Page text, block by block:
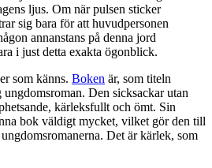
ljus. Om när pulsen sticker
sig bara för att huvudpersonen
annanstans på denna jord
i just detta exakta ögonblick.
som känns. Boken är, som titeln
Den sicksackar utan
kärleksfullt och ömt. Sin
bok väldigt mycket, vilket gör den till
Det är kärlek, som